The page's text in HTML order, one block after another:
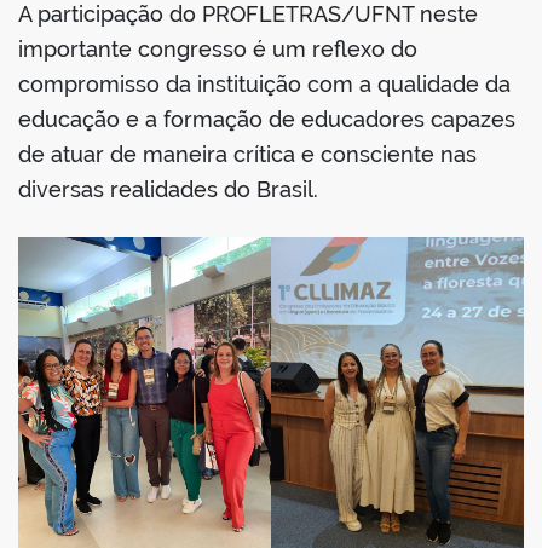
A participação do PROFLETRAS/UFNT neste
importante congresso é um reflexo do
compromisso da instituição com a qualidade da
educação e a formação de educadores capazes
de atuar de maneira crítica e consciente nas
diversas realidades do Brasil.